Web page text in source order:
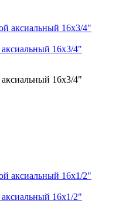
16х3/4"
16х3/4"
16х1/2"